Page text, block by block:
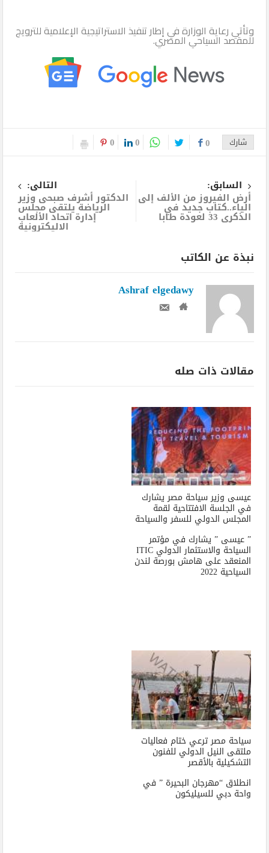
وتأتي رعاية الوزارة في إطار تنفيذ الاستراتيجية الإعلامية للترويج
للمقصد السياحي المصري.
شارك 0
0
0
السابق:
أرض الفيروز من الألف إلى
الياء..كتاب جديد في
الذكرى 33 لعودة طابا
التالى:
الدكتور أشرف صبحى وزير
الرياضة يلتقى مجلس
إدارة اتحاد الألعاب
الاليكترونية
نبذة عن الكاتب
Ashraf elgedawy
مقالات ذات صله
عيسى وزير سياحة مصر يشارك
في الجلسة الافتتاحية لقمة
المجلس الدولي للسفر والسياحة
” عيسى ” يشارك في مؤتمر
السياحة والاستثمار الدولي ITIC
المنعقد على هامش بورصة لندن
السياحية 2022
سياحة مصر ترعي ختام فعاليات
ملتقى النيل الدولي للفنون
التشكيلية بالأقصر
انطلاق “مهرجان البحيرة ” في
واحة دبي للسيليكون